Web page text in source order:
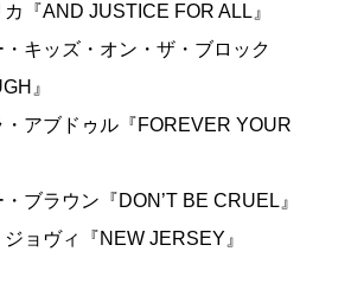
『AND JUSTICE FOR ALL』
キッズ・オン・ザ・ブロック
』
アブドゥル『FOREVER YOUR
ブラウン『DON’T BE CRUEL』
ョヴィ『NEW JERSEY』